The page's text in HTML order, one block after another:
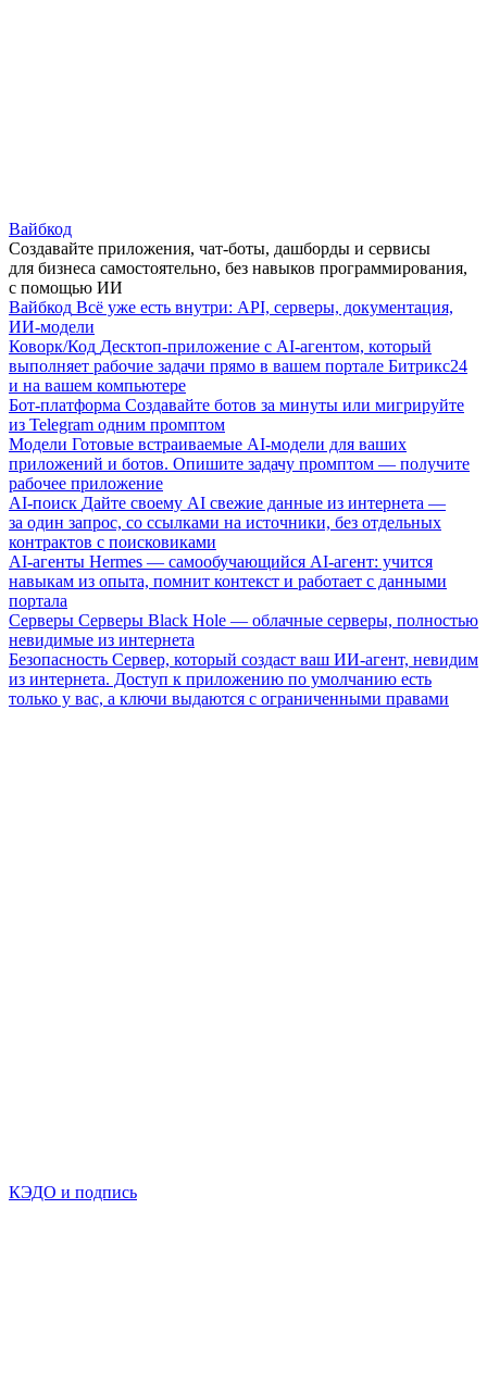
Вайбкод
Создавайте приложения, чат-боты, дашборды и сервисы
для бизнеса самостоятельно, без навыков программирования,
с помощью ИИ
Вайбкод Всё уже есть внутри: API, серверы, документация,
ИИ-модели
Коворк/Код Десктоп-приложение с AI-агентом, который
выполняет рабочие задачи прямо в вашем портале Битрикс24
и на вашем компьютере
Бот-платформа Создавайте ботов за минуты или мигрируйте
из Telegram одним промптом
Модели Готовые встраиваемые AI-модели для ваших
приложений и ботов. Опишите задачу промптом — получите
рабочее приложение
AI-поиск Дайте своему AI свежие данные из интернета —
за один запрос, со ссылками на источники, без отдельных
контрактов с поисковиками
AI-агенты Hermes — самообучающийся AI-агент: учится
навыкам из опыта, помнит контекст и работает с данными
портала
Серверы Серверы Black Hole — облачные серверы, полностью
невидимые из интернета
Безопасность Сервер, который создаст ваш ИИ-агент, невидим
из интернета. Доступ к приложению по умолчанию есть
только у вас, а ключи выдаются с ограниченными правами
КЭДО и подпись